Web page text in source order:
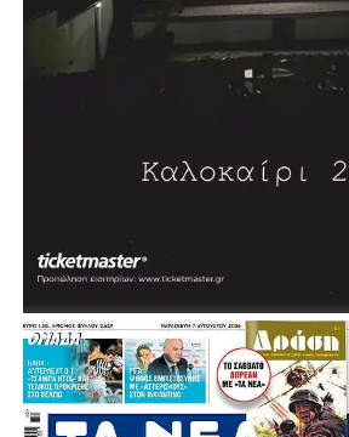
ΗΛΙΑΣ ΜΑΝΔΡΟΣ ΔΗΜΟΤΙΚΟΣ
ΑΙΓΑΛΕΩ
ΝΙΚΗ ΒΟΜΠΙΡΑΚΗ ΔΗΜΟΤΙΚΟΣ
ΔΗΜΗΤΡΗΣ ΛΙΟΣΗΣ ΔΗΜΟΤΙΚΟΣ
ΓΙΑΝΝΗΣ ΧΑΡΑΛΑΜΠΟΠΟΥΛΟΣ
ΣΥΜΒΟΥΛΟΣ ΙΛΙΟΥ